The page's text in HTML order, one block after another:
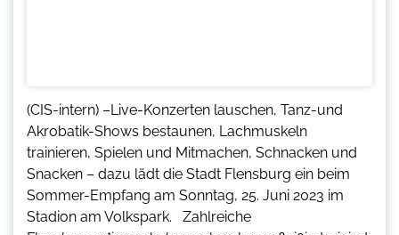
(CIS-intern) –Live-Konzerten lauschen, Tanz-und
Akrobatik-Shows bestaunen, Lachmuskeln
trainieren, Spielen und Mitmachen, Schnacken und
Snacken – dazu lädt die Stadt Flensburg ein beim
Sommer-Empfang am Sonntag, 25. Juni 2023 im
Stadion am Volkspark. Zahlreiche